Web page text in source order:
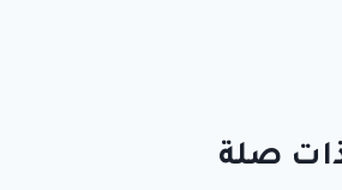
صلة